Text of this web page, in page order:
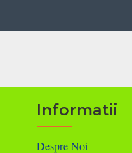
Informatii
Despre Noi